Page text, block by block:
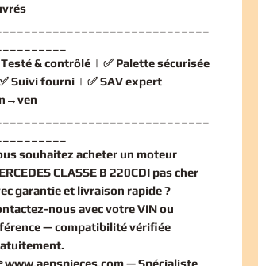
Testé & contrôlé | ✅ Palette sécurisée
Suivi fourni | ✅SAV expert
souhaitez acheter un moteur
CLASSE B 220CDI pas cher
garantie et livraison rapide ?
nous avec votre VIN ou
— compatibilité vérifiée
.
www.aepspieces.com— Spécialiste